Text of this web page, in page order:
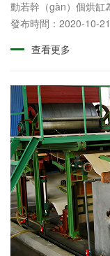
動若幹（gàn）個烘缸
烘缸的線（xiàn）速（
發布時間：2020-10-21
查看更多